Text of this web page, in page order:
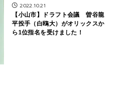
2022.10.21
【小山市】ドラフト会議 曽谷龍
平投手（白鴎大）がオリックスか
ら1位指名を受けました！